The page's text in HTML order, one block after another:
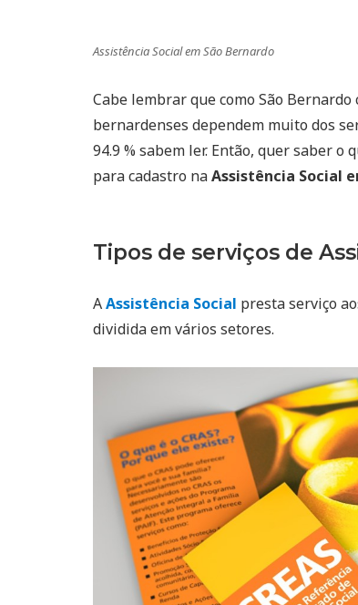
Assistência Social em São Bernardo
Cabe lembrar que como São Bernardo
bernardenses dependem muito dos
94.9 % sabem ler. Então, quer saber o
para cadastro naAssistência Social
Tipos de serviços de
AAssistência Social presta serviço
dividida em vários setores.